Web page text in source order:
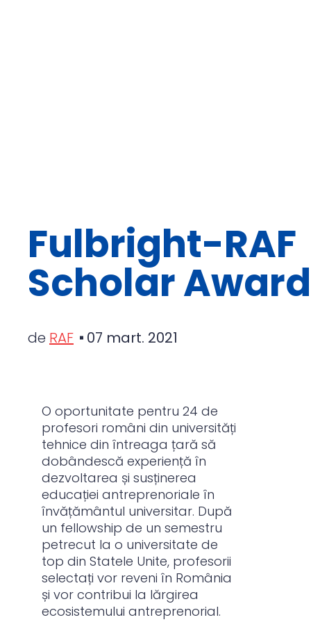
Fulbright-RAF
Scholar Award
de RAF 07 mart. 2021
O oportunitate pentru 24 de
profesori români din universități
tehnice din întreaga țară să
dobândescă experiență în
dezvoltarea și susținerea
educației antreprenoriale în
învățământul universitar. După
un fellowship de un semestru
petrecut la o universitate de
top din Statele Unite, profesorii
selectați vor reveni în România
și vor contribui la lărgirea
ecosistemului antreprenorial.